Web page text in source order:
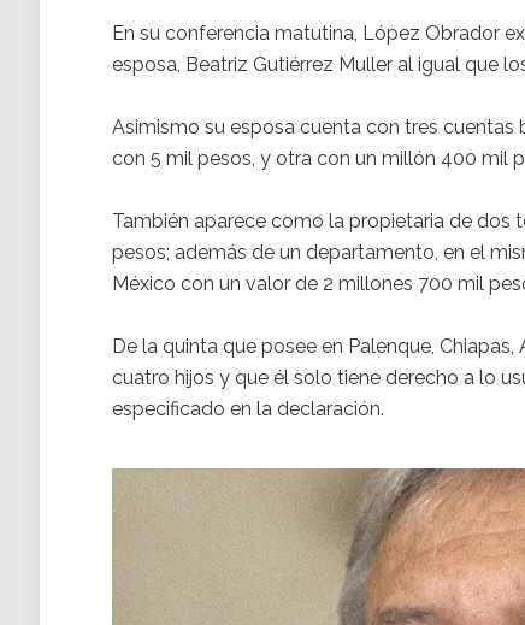
En su conferencia matutina, López Obrador
esposa, Beatriz Gutiérrez Muller al igual que
Asimismo su esposa cuenta con tres cuentas
con 5 mil pesos, y otra con un millón 400 mil
También aparece como la propietaria de dos
pesos; además de un departamento, en el
México con un valor de 2 millones 700 mil
De la quinta que posee en Palenque,
cuatro hijos y que él solo tiene derecho a lo
especificado en la declaración.